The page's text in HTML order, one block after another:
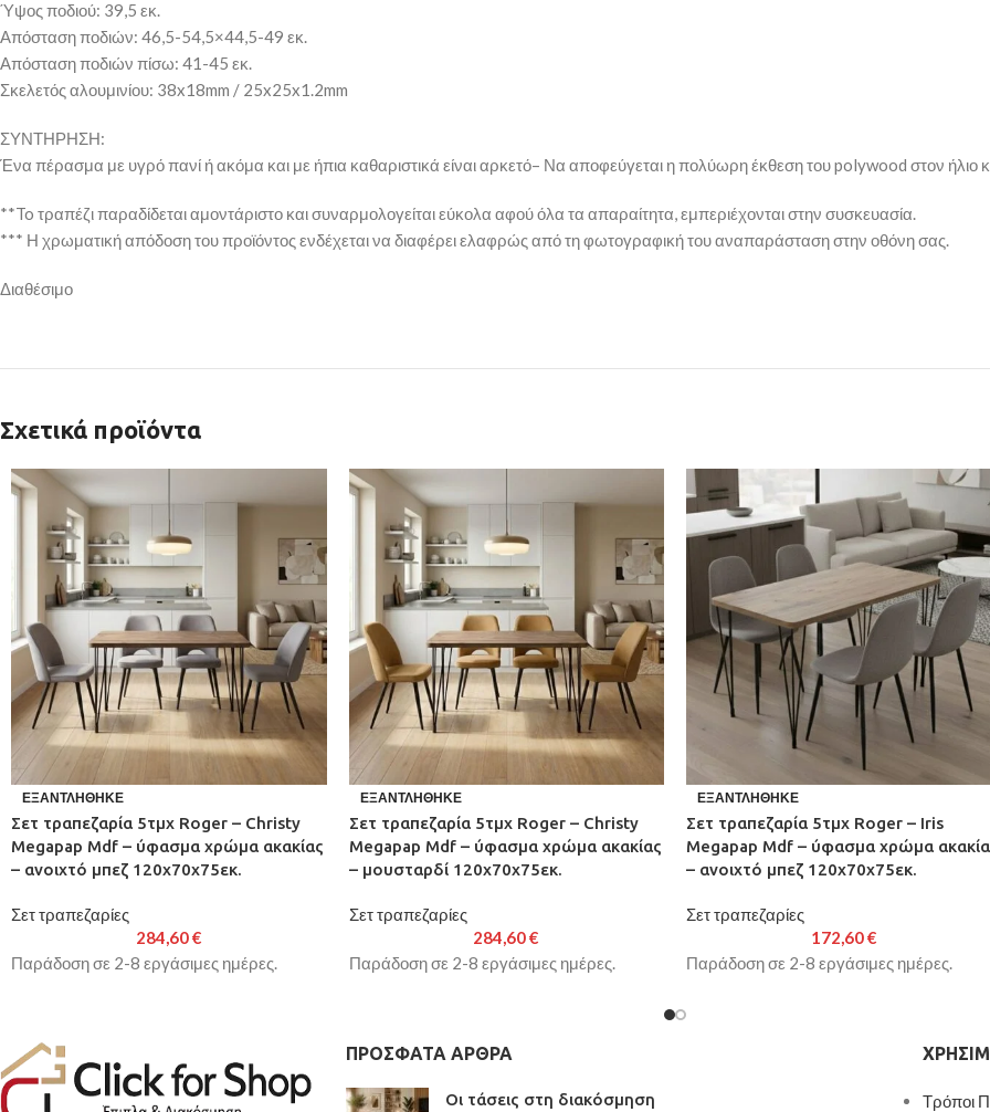
Ύψος ποδιού: 39,5 εκ.
Απόσταση ποδιών: 46,5-54,5×44,5-49 εκ.
Απόσταση ποδιών πίσω: 41-45 εκ.
Σκελετός αλουμινίου: 38x18mm / 25x25x1.2mm
ΣΥΝΤΗΡΗΣΗ:
Ένα πέρασμα με υγρό πανί ή ακόμα και με ήπια καθαριστικά είναι αρκετό– Να αποφεύγεται η πολύωρη έκθεση του polywood στον ήλιο
**To τραπέζι παραδίδεται αμοντάριστο και συναρμολογείται εύκολα αφού όλα τα απαραίτητα, εμπεριέχονται στην συσκευασία.
*** Η χρωματική απόδοση του προϊόντος ενδέχεται να διαφέρει ελαφρώς από τη φωτογραφική του αναπαράσταση στην οθόνη σας.
Διαθέσιμο
Σχετικά προϊόντα
ΕΞΑΝΤΛΉΘΗΚΕ
Σετ τραπεζαρία 5τμχ Roger – Christy
Megapap Mdf – ύφασμα χρώμα ακακίας
– ανοιχτό μπεζ 120x70x75εκ.
Σετ τραπεζαρίες
284,60€
Παράδοση σε 2-8 εργάσιμες ημέρες.
ΕΞΑΝΤΛΉΘΗΚΕ
Σετ τραπεζαρία 5τμχ Roger – Christy
Megapap Mdf – ύφασμα χρώμα ακακίας
– μουσταρδί 120x70x75εκ.
Σετ τραπεζαρίες
284,60€
Παράδοση σε 2-8 εργάσιμες ημέρες.
ΕΞΑΝΤΛΉΘΗΚΕ
Σετ τραπεζαρία 5τμχ Roger – Iris
Megapap Mdf – ύφασμα χρώμα
– ανοιχτό μπεζ 120x70x75εκ.
Σετ τραπεζαρίες
172,60€
Παράδοση σε 2-8 εργάσιμες ημέρες.
ΠΡΌΣΦΑΤΑ ΆΡΘΡΑ
Οι τάσεις στη διακόσμηση
Τρόποι